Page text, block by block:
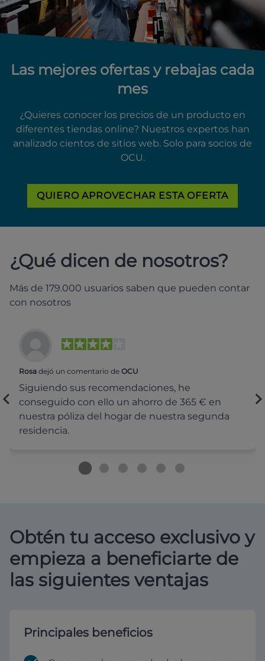
Las mejores ofertas y rebajas cada
mes
¿Quieres conocer los precios de un producto en
diferentes tiendas online? Nuestros expertos han
analizado cientos de sitios web. Solo para socios de
OCU.
QUIERO APROVECHAR ESTA OFERTA
¿Qué dicen de nosotros?
Más de 179.000 usuarios saben que pueden contar
con nosotros
Rosa dejó un comentario de OCU
Siguiendo sus recomendaciones, he
conseguido con ello un ahorro de 365 € en
nuestra póliza del hogar de nuestra segunda
residencia.
Obtén tu acceso exclusivo y
empieza a beneficiarte de
las siguientes ventajas
Principales beneficios